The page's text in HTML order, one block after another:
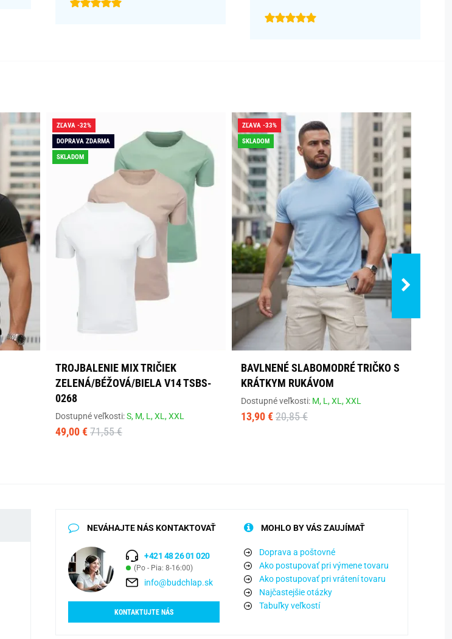
ZĽAVA -32%
DOPRAVA ZDARMA
SKLADOM
TROJBALENIE MIX TRIČIEK
ZELENÁ/BÉŽOVÁ/BIELA V14 TSBS-
0268
Dostupné veľkosti:S, M, L,XL,XXL
49,00 € 71,55 €
ZĽAVA -33%
SKLADOM
BAVLNENÉ SLABOMODRÉ TRIČKO S
KRÁTKYM RUKÁVOM
Dostupné veľkosti: M, L,XL,XXL
13,90 € 20,85 €
NEVÁHAJTE NÁS KONTAKTOVAŤ
+421 48 26 01 020
(Po - Pia: 8-16:00)
info@budchlap.sk
KONTAKTUJTE NÁS
MOHLO BY VÁS ZAUJÍMAŤ
Doprava a poštovné
Ako postupovať pri výmene tovaru
Ako postupovať pri vrátení tovaru
Najčastejšie otázky
Tabuľky veľkostí